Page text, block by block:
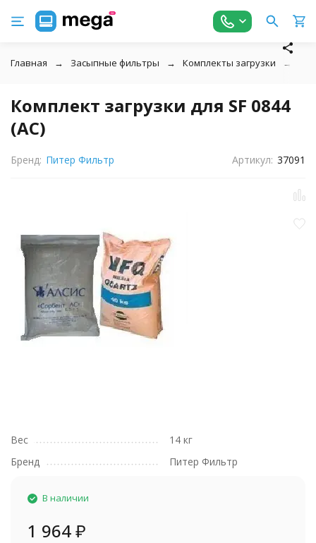
Главная Засыпные фильтры Комплекты загрузки
Комплект загрузки для SF 0844
(АС)
Бренд: Питер Фильтр Артикул: 37091
Вес
14 кг
Бренд
Питер Фильтр
В наличии
1 964₽